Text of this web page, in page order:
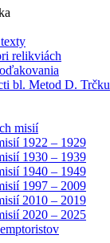
relikviách
bl. Metod D. Trčku
misií
1922 – 1929
1930 – 1939
1940 – 1949
1997 – 2009
2010 – 2019
2020 – 2025